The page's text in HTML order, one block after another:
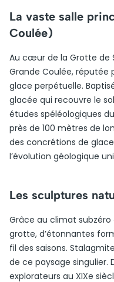
La vaste salle
Coulée)
Au cœur de la Grotte de
Grande Coulée,
glace perpétuelle.
glacée qui recouvre le
études spéléologiques
près de 100 mètres de
des concrétions de
l’évolution géologique
Les sculptures
Grâce au climat subzéro
grotte, d’étonnantes
fil des saisons.
de ce paysage singulier.
explorateurs au XIXe